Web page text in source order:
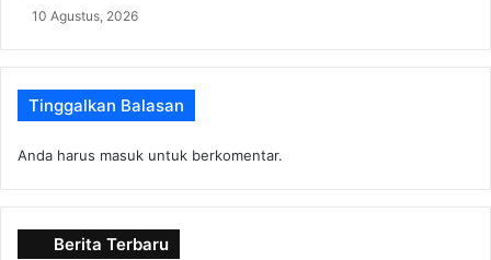
10 Agustus, 2026
Tinggalkan Balasan
Anda harus masuk untuk berkomentar.
Berita Terbaru